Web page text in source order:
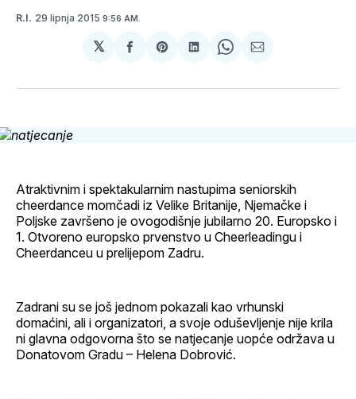
R.I. 29 lipnja 2015 9:56 AM.
𝕏
podijeliSharepodijeliSharepodijeli
Atraktivnim i spektakularnim nastupima seniorskih
cheerdance momčadi iz Velike Britanije, Njemačke i
Poljske završeno je ovogodišnje jubilarno 20. Europsko i
1. Otvoreno europsko prvenstvo u Cheerleadingu i
Cheerdanceu u prelijepom Zadru.
Zadrani su se još jednom pokazali kao vrhunski
domaćini, ali i organizatori, a svoje oduševljenje nije krila
ni glavna odgovorna što se natjecanje uopće održava u
Donatovom Gradu – Helena Dobrović.